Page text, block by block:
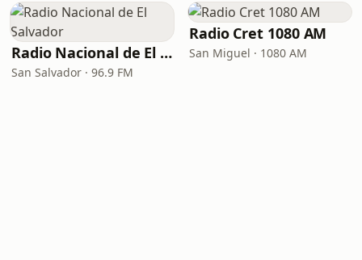
Radio Nacional de El Salvador
San Salvador · 96.9 FM
Radio Cret 1080 AM
San Miguel · 1080 AM